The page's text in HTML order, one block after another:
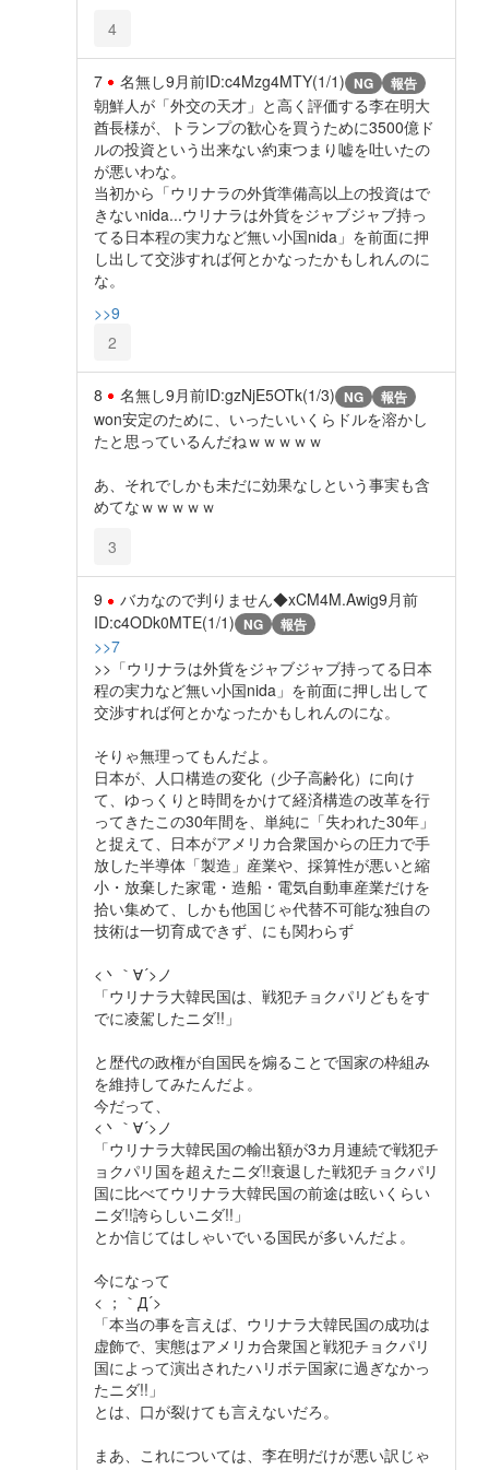
4
7 名無し9月前ID:c4Mzg4MTY(1/1) NG 報告
朝鮮人が「外交の天才」と高く評価する李在明大
酋長様が、トランプの歓心を買うために3500億ド
ルの投資という出来ない約束つまり嘘を吐いたの
が悪いわな。
当初から「ウリナラの外貨準備高以上の投資はで
きないnida...ウリナラは外貨をジャブジャブ持っ
てる日本程の実力など無い小国nida」を前面に押
し出して交渉すれば何とかなったかもしれんのに
な。
>>9
2
8 名無し9月前ID:gzNjE5OTk(1/3) NG 報告
won安定のために、いったいいくらドルを溶かし
たと思っているんだねｗｗｗｗｗ
あ、それでしかも未だに効果なしという事実も含
めてなｗｗｗｗｗ
3
9 バカなので判りません◆xCM4M.Awig9月前
ID:c4ODk0MTE(1/1) NG 報告
>>7
>>「ウリナラは外貨をジャブジャブ持ってる日本
程の実力など無い小国nida」を前面に押し出して
交渉すれば何とかなったかもしれんのにな。
そりゃ無理ってもんだよ。
日本が、人口構造の変化（少子高齢化）に向け
て、ゆっくりと時間をかけて経済構造の改革を行
ってきたこの30年間を、単純に「失われた30年」
と捉えて、日本がアメリカ合衆国からの圧力で手
放した半導体「製造」産業や、採算性が悪いと縮
小・放棄した家電・造船・電気自動車産業だけを
拾い集めて、しかも他国じゃ代替不可能な独自の
技術は一切育成できず、にも関わらず
<丶｀∀´>ノ
「ウリナラ大韓民国は、戦犯チョクパリどもをす
でに凌駕したニダ!!」
と歴代の政権が自国民を煽ることで国家の枠組み
を維持してみたんだよ。
今だって、
<丶｀∀´>ノ
「ウリナラ大韓民国の輸出額が3カ月連続で戦犯チ
ョクパリ国を超えたニダ!!衰退した戦犯チョクパリ
国に比べてウリナラ大韓民国の前途は眩いくらい
ニダ!!誇らしいニダ!!」
とか信じてはしゃいでいる国民が多いんだよ。
今になって
< ；｀Д´>
「本当の事を言えば、ウリナラ大韓民国の成功は
虚飾で、実態はアメリカ合衆国と戦犯チョクパリ
国によって演出されたハリボテ国家に過ぎなかっ
たニダ!!」
とは、口が裂けても言えないだろ。
まあ、これについては、李在明だけが悪い訳じゃ